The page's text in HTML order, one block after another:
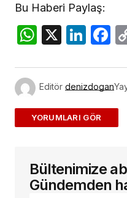
Bu Haberi Paylaş:
X
Editör denizdogan
ADD A COMMENT
E-posta adresiniz
alanlar*ile
Bültenimize
Gündemden